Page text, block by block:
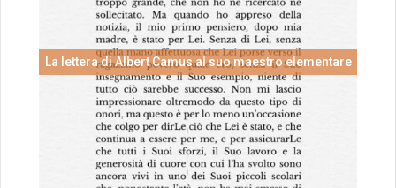
La lettera di Albert Camus al suo maestro elementare